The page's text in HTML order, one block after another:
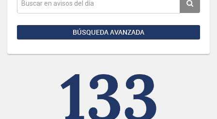
BÚSQUEDA AVANZADA